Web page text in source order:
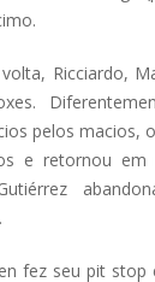
Ricciardo,
pelos macios,
e retornou em
fez seu pit